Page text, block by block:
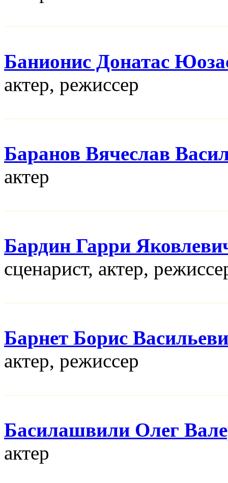
Банионис Донатас
актер, режисcер
Баранов Вячеслав
актер
Бардин Гарри
сценарист, актер,
Барнет Борис
актер, режисcер
Басилашвили Олег
актер